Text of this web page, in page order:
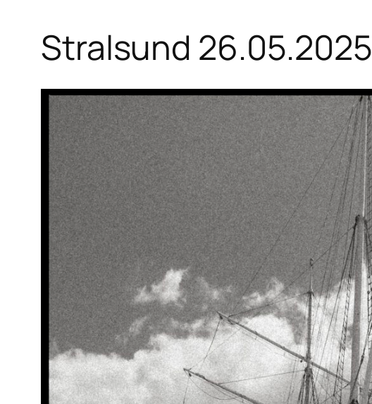
Stralsund 26.05.2025